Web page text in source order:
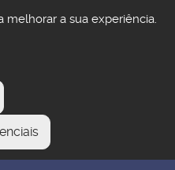
melhorar a sua experiência.